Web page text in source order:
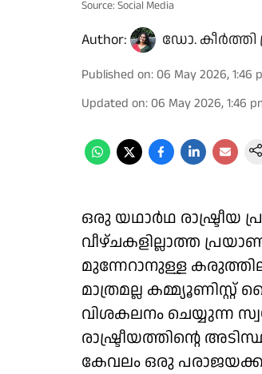
Source: Social Media
Author: ഡോ. കീർത്തി
Published on: 06 May 2026, 1:46
Updated on: 06 May 2026, 1:46
ഒരു യഥാർഥ രാഷ്ട്രീയ
വീഴ്ചകളില്ലാത്ത
മുന്നേറാനുള്ള
മാത്രമല്ല
വിശകലനം ചെയ്യുന്ന
രാഷ്ട്രീയത്തിന്റെ
കേവലം ഒരു